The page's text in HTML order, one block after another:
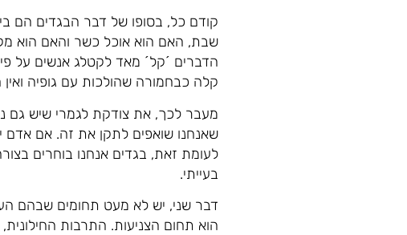
קודם כל, בסופו של דבר הבגדים הם
שבת, האם הוא אוכל כשר והאם הוא
הדברים ´קל´ מאד לקטלג אנשים על
קלה כבחמורה שהולכות עם גופיה
מעבר לכך, את צודקת לגמרי שיש גם
שאנחנו שואפים לתקן את זה. אם אדם
לעומת זאת, בגדים אנחנו בוחרים
בעייתי.
דבר שני, יש לא מעט תחומים שבהם
הוא תחום הצניעות. התרבות